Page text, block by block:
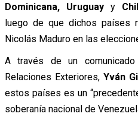
Dominicana, Uruguay y
luego de que dichos países
Nicolás Maduro en las
A través de un
Relaciones Exteriores,Yván
estos países es un
soberanía nacional de